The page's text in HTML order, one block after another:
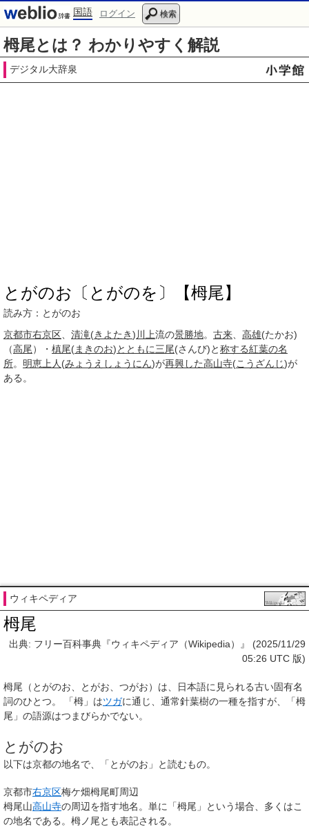
国語 ログイン 検索
栂尾とは？ わかりやすく解説
デジタル大辞泉
とがのお〔とがのを〕【栂尾】
読み方：とがのお
京都市右京区 清滝(きよたき) 川上流の景勝地。 古来 高雄(たかお)
（高尾）・ 槙尾(まきのお)とともに三尾(さんび)と称する紅葉の名
所。 明恵上人 (みょうえしょうにん)が再興した高山寺(こうざんじ)が
ある。
ウィキペディア
栂尾
出典: フリー百科事典『ウィキペディア（Wikipedia）』 (2025/11/29
05:26 UTC 版)
栂尾 （とがのお、とがお、つがお）は、日本語に見られる古い固有名
詞のひとつ。 「栂」はツガに通じ、通常針葉樹の一種を指すが、「栂
尾」の語源はつまびらかでない。
とがのお
以下は京都の地名で、「とがのお」と読むもの。
京都市右京区梅ケ畑栂尾町周辺
栂尾山高山寺の周辺を指す地名。単に「栂尾」という場合、多くはこ
の地名である。 栂ノ尾とも表記される。